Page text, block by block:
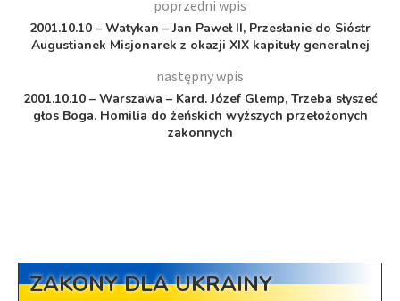
poprzedni wpis
2001.10.10 – Watykan – Jan Paweł II, Przesłanie do Sióstr
Augustianek Misjonarek z okazji XIX kapituły generalnej
następny wpis
2001.10.10 – Warszawa – Kard. Józef Glemp, Trzeba słyszeć
głos Boga. Homilia do żeńskich wyższych przełożonych
zakonnych
ZAKONY DLA UKRAINY